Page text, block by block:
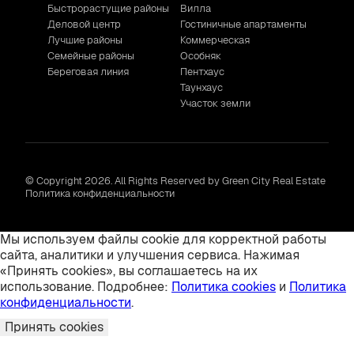
Быстрорастущие районы
Деловой центр
Лучшие районы
Семейные районы
Береговая линия
Вилла
Гостиничные апартаменты
Коммерческая
Особняк
Пентхаус
Таунхаус
Участок земли
© Copyright 2026. All Rights Reserved by Green City Real Estate
Политика конфиденциальности
Мы используем файлы cookie для корректной работы
сайта, аналитики и улучшения сервиса. Нажимая
«Принять cookies», вы соглашаетесь на их
использование. Подробнее: Политика cookies и Политика
конфиденциальности.
Принять cookies